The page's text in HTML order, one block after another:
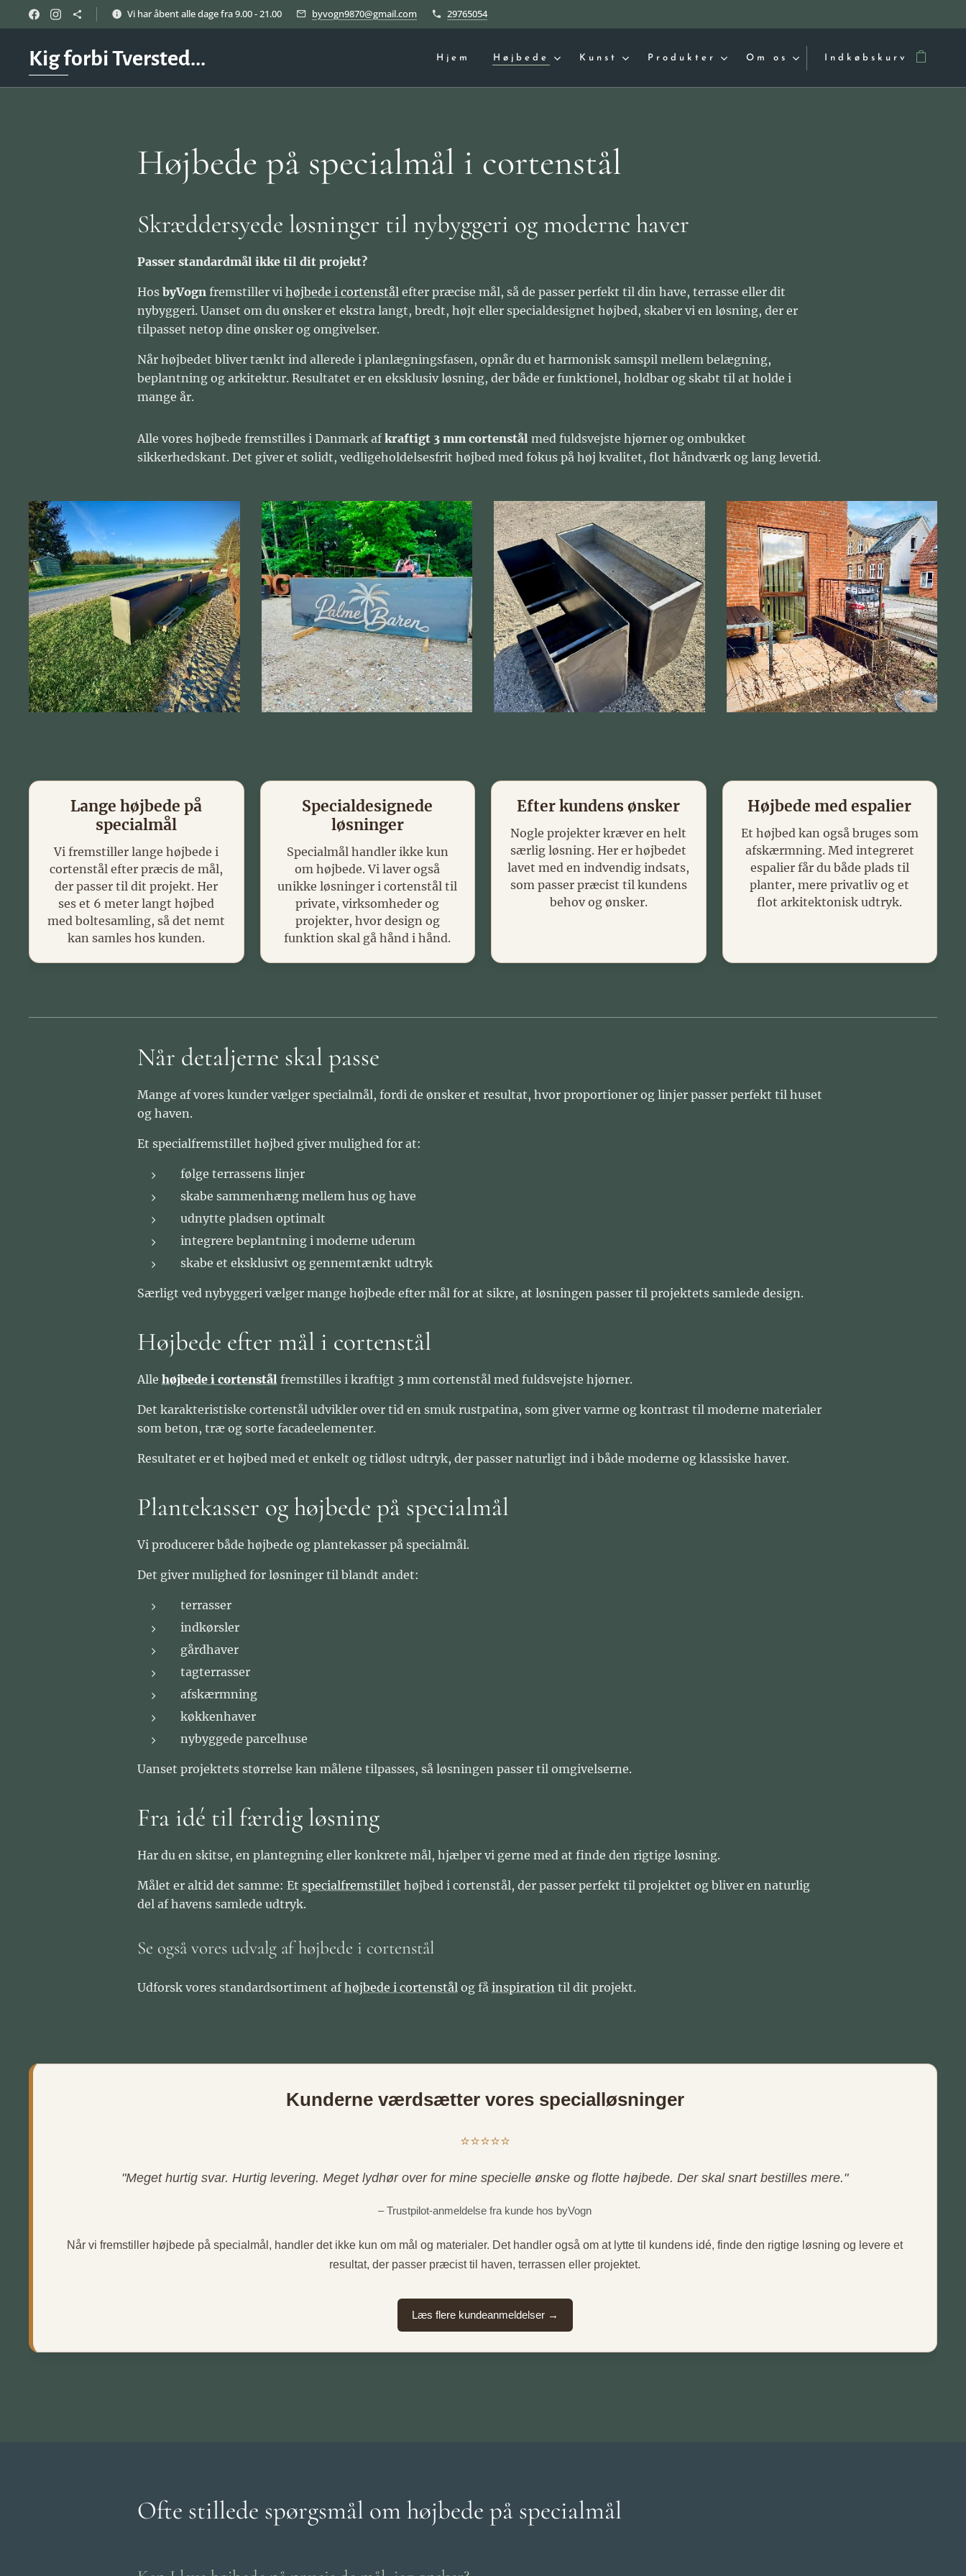
Vi har åbent alle dage fra 9.00 - 21.00 byvogn9870@gmail.com 29765054
Kig forbi Tversted... Hjem Højbede Kunst Produkter Om os Indkøbskurv
Højbede på specialmål i cortenstål
Skræddersyede løsninger til nybyggeri og moderne haver
Passer standardmål ikke til dit projekt?
Hos byVognfremstiller vi højbede i cortenstålefter præcise mål, så de passer perfekt til din have, terrasse eller dit
nybyggeri. Uanset om du ønsker et ekstra langt, bredt, højt eller specialdesignet højbed, skaber vi en løsning, der er
tilpasset netop dine ønsker og omgivelser.
Når højbedet bliver tænkt ind allerede i planlægningsfasen, opnår du et harmonisk samspil mellem belægning,
beplantning og arkitektur. Resultatet er en eksklusiv løsning, der både er funktionel, holdbar og skabt til at holde i
mange år.
Alle vores højbede fremstilles i Danmark afkraftigt 3 mm cortenstålmed fuldsvejste hjørner og ombukket
sikkerhedskant. Det giver et solidt, vedligeholdelsesfrit højbed med fokus på høj kvalitet, flot håndværk og lang levetid.
Lange højbede på
specialmål
Vi fremstiller lange højbede i
cortenstål efter præcis de mål,
der passer til dit projekt. Her
ses et 6 meter langt højbed
med boltesamling, så det nemt
kan samles hos kunden.
Specialdesignede
løsninger
Specialmål handler ikke kun
om højbede. Vi laver også
unikke løsninger i cortenstål til
private, virksomheder og
projekter, hvor design og
funktion skal gå hånd i hånd.
Efter kundens ønsker
Nogle projekter kræver en helt
særlig løsning. Her er højbedet
lavet med en indvendig indsats,
som passer præcist til kundens
behov og ønsker.
Højbede med espalier
Et højbed kan også bruges som
afskærmning. Med integreret
espalier får du både plads til
planter, mere privatliv og et
flot arkitektonisk udtryk.
Når detaljerne skal passe
Mange af vores kunder vælger specialmål, fordi de ønsker et resultat, hvor proportioner og linjer passer perfekt til huset
og haven.
Et specialfremstillet højbed giver mulighed for at:
følge terrassens linjer
skabe sammenhæng mellem hus og have
udnytte pladsen optimalt
integrere beplantning i moderne uderum
skabe et eksklusivt og gennemtænkt udtryk
Særligt ved nybyggeri vælger mange højbede efter mål for at sikre, at løsningen passer til projektets samlede design.
Højbede efter mål i cortenstål
Alle højbede i cortenstål fremstilles i kraftigt 3 mm cortenstål med fuldsvejste hjørner.
Det karakteristiske cortenstål udvikler over tid en smuk rustpatina, som giver varme og kontrast til moderne materialer
som beton, træ og sorte facadeelementer.
Resultatet er et højbed med et enkelt og tidløst udtryk, der passer naturligt ind i både moderne og klassiske haver.
Plantekasser og højbede på specialmål
Vi producerer både højbede og plantekasser på specialmål.
Det giver mulighed for løsninger til blandt andet:
terrasser
indkørsler
gårdhaver
tagterrasser
afskærmning
køkkenhaver
nybyggede parcelhuse
Uanset projektets størrelse kan målene tilpasses, så løsningen passer til omgivelserne.
Fra idé til færdig løsning
Har du en skitse, en plantegning eller konkrete mål, hjælper vi gerne med at finde den rigtige løsning.
Målet er altid det samme: Et specialfremstillet højbed i cortenstål, der passer perfekt til projektet og bliver en naturlig
del af havens samlede udtryk.
Se også vores udvalg af højbede i cortenstål
Udforsk vores standardsortiment afhøjbede i cortenstål og få inspiration til dit projekt.
Kunderne værdsætter vores specialløsninger
⭐⭐⭐⭐⭐
"Meget hurtig svar. Hurtig levering. Meget lydhør over for mine specielle ønske og flotte højbede. Der skal snart bestilles mere."
– Trustpilot-anmeldelse fra kunde hos byVogn
Når vi fremstiller højbede på specialmål, handler det ikke kun om mål og materialer. Det handler også om at lytte til kundens idé, finde den rigtige løsning og levere et
resultat, der passer præcist til haven, terrassen eller projektet.
Læs flere kundeanmeldelser →
Ofte stillede spørgsmål om højbede på specialmål